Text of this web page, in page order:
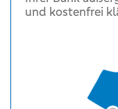
und kostenfrei